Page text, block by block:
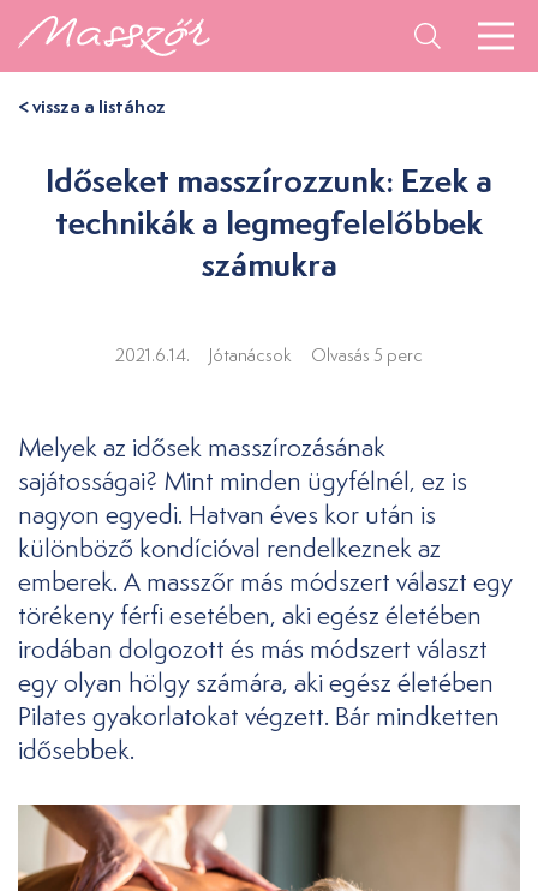
< vissza a listához
Időseket masszírozzunk: Ezek a
technikák a legmegfelelőbbek
számukra
2021.6.14. Jótanácsok Olvasás 5 perc
Melyek az idősek masszírozásának
sajátosságai? Mint minden ügyfélnél, ez is
nagyon egyedi. Hatvan éves kor után is
különböző kondícióval rendelkeznek az
emberek. A masszőr más módszert választ egy
törékeny férfi esetében, aki egész életében
irodában dolgozott és más módszert választ
egy olyan hölgy számára, aki egész életében
Pilates gyakorlatokat végzett. Bár mindketten
idősebbek.